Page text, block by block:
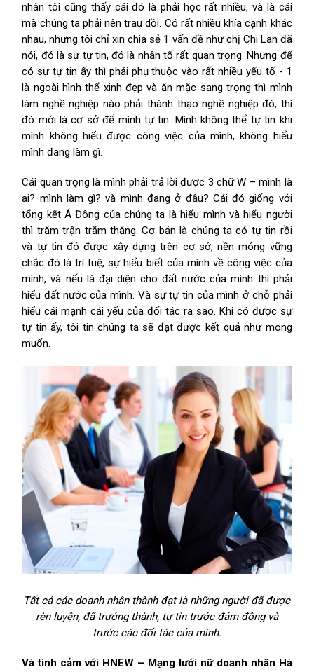
nhân tôi cũng thấy cái đó là phải học rất nhiều, và là cái
mà chúng ta phải nên trau dồi. Có rất nhiều khía cạnh khác
nhau, nhưng tôi chỉ xin chia sẻ 1 vấn đề như chị Chi Lan đã
nói, đó là sự tự tin, đó là nhân tố rất quan trọng. Nhưng để
có sự tự tin ấy thì phải phụ thuộc vào rất nhiều yếu tố - 1
là ngoài hình thể xinh đẹp và ăn mặc sang trọng thì mình
làm nghề nghiệp nào phải thành thạo nghề nghiệp đó, thì
đó mới là cơ sở để mình tự tin. Mình không thể tự tin khi
mình không hiểu được công việc của mình, không hiểu
mình đang làm gì.
Cái quan trọng là mình phải trả lời được 3 chữ W – mình là
ai? mình làm gì? và mình đang ở đâu? Cái đó giống với
tổng kết Á Đông của chúng ta là hiểu mình và hiểu người
thì trăm trận trăm thắng. Cơ bản là chúng ta có tự tin rồi
và tự tin đó được xây dựng trên cơ sở, nền móng vững
chắc đó là trí tuệ, sự hiểu biết của mình về công việc của
mình, và nếu là đại diện cho đất nước của mình thì phải
hiểu đất nước của mình. Và sự tự tin của mình ở chỗ phải
hiểu cái mạnh cái yếu của đối tác ra sao. Khi có được sự
tự tin ấy, tôi tin chúng ta sẽ đạt được kết quả như mong
muốn.
Tất cả các doanh nhân thành đạt là những người đã được
rèn luyện, đã trưởng thành, tự tin trước đám đông và
trước các đối tác của mình.
Và tình cảm với HNEW – Mạng lưới nữ doanh nhân Hà